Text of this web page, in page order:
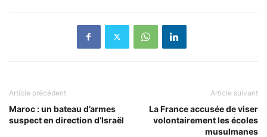
Article précédent
Maroc : un bateau d’armes
suspect en direction d’Israël
Article suivant
La France accusée de viser
volontairement les écoles
musulmanes